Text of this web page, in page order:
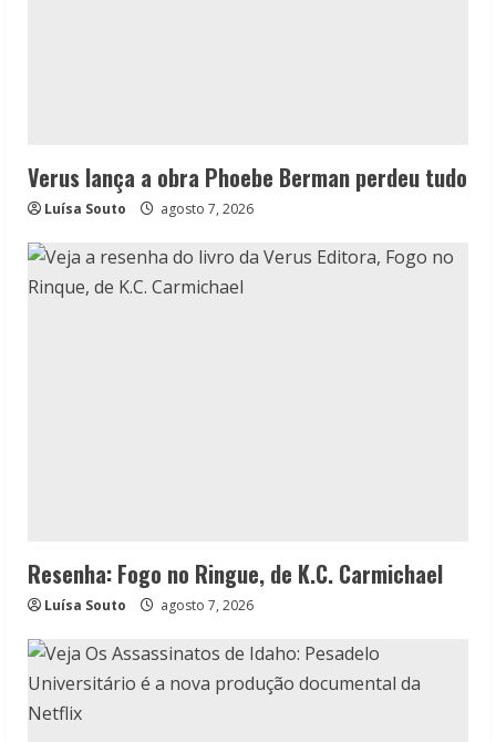
Verus lança a obra Phoebe Berman perdeu tudo
Luísa Souto agosto 7, 2026
Resenha: Fogo no Ringue, de K.C. Carmichael
Luísa Souto agosto 7, 2026